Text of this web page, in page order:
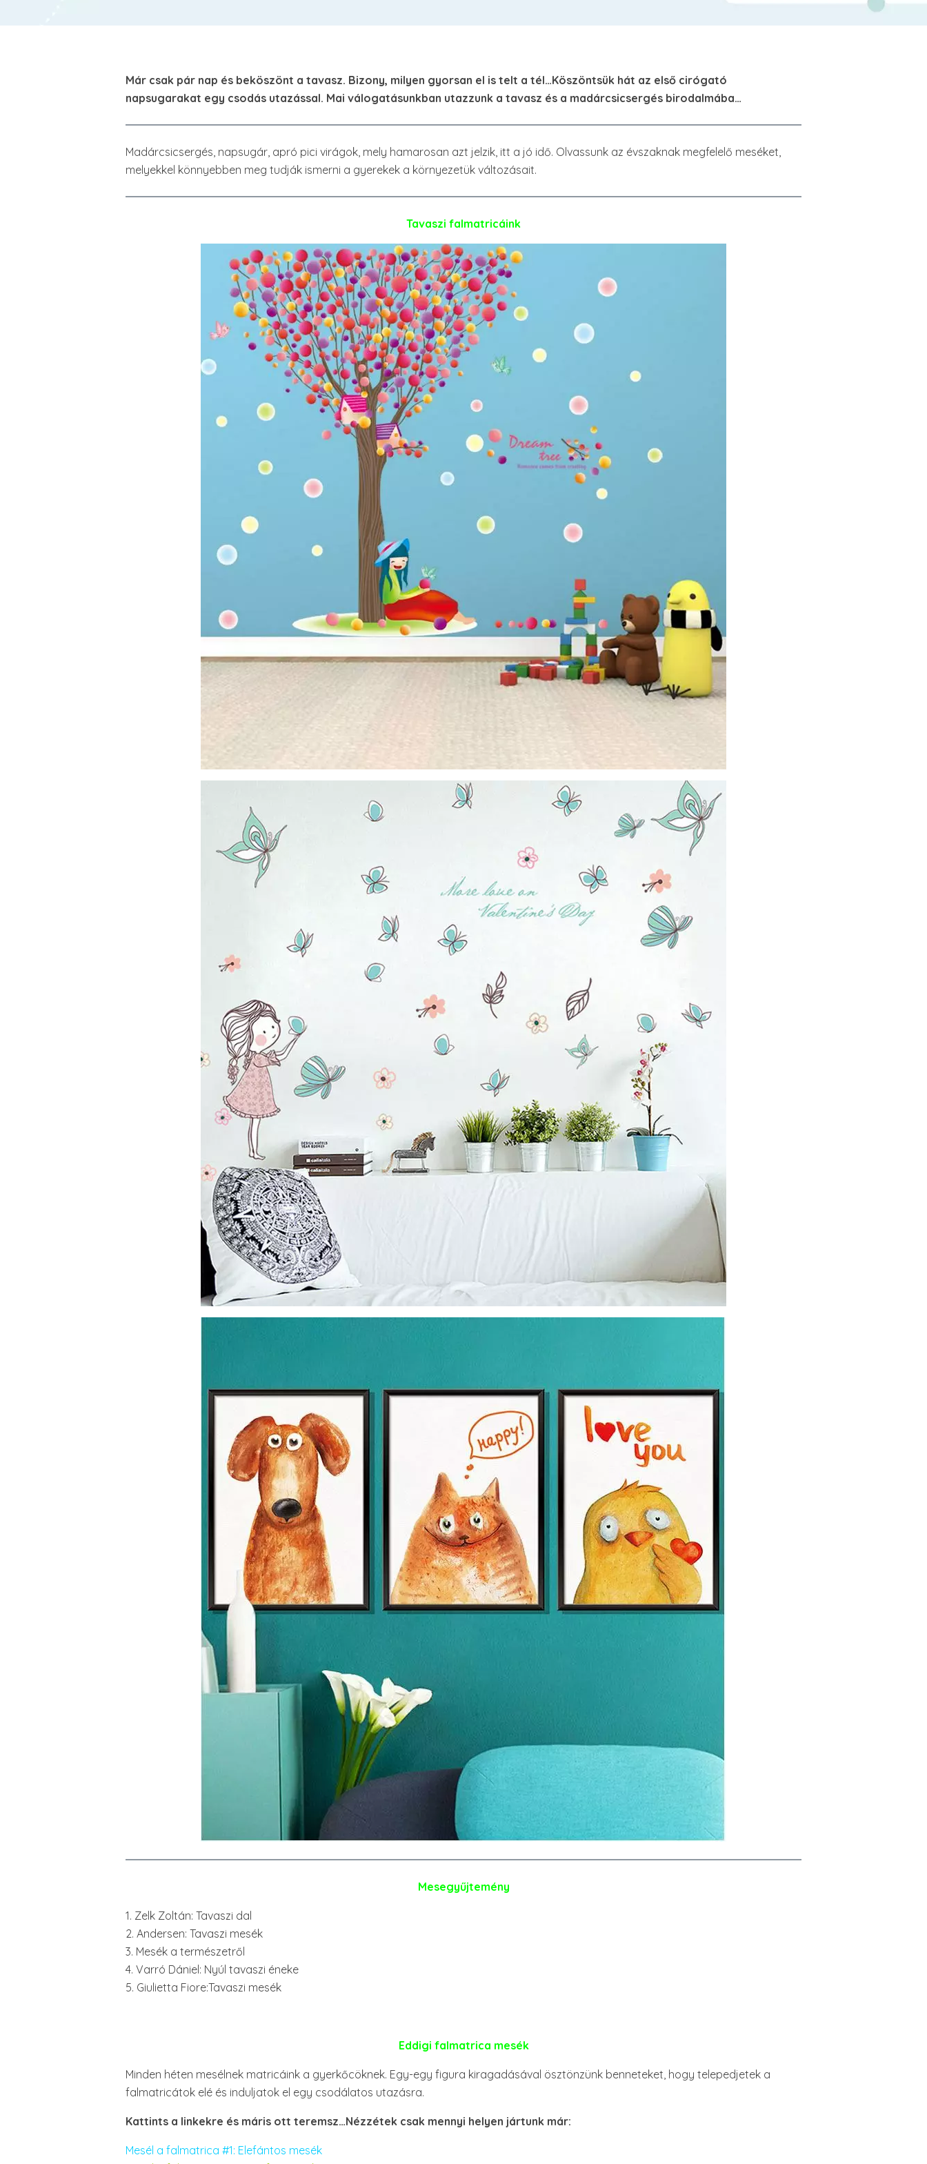
Már csak pár nap és beköszönt a tavasz. Bizony, milyen gyorsan el is telt a tél…Köszöntsük hát az első cirógató
napsugarakat egy csodás utazással. Mai válogatásunkban utazzunk a tavasz és a madárcsicsergés birodalmába…
Madárcsicsergés, napsugár, apró pici virágok, mely hamarosan azt jelzik, itt a jó idő. Olvassunk az évszaknak megfelelő meséket,
melyekkel könnyebben meg tudják ismerni a gyerekek a környezetük változásait.
Tavaszi falmatricáink
Mesegyűjtemény
1. Zelk Zoltán: Tavaszi dal
2. Andersen: Tavaszi mesék
3. Mesék a természetről
4. Varró Dániel: Nyúl tavaszi éneke
5. Giulietta Fiore:Tavaszi mesék
Eddigi falmatrica mesék
Minden héten mesélnek matricáink a gyerkőcöknek. Egy-egy figura kiragadásával ösztönzünk benneteket, hogy telepedjetek a
falmatricátok elé és induljatok el egy csodálatos utazásra.
Kattints a linkekre és máris ott teremsz…Nézzétek csak mennyi helyen jártunk már:
Mesél a falmatrica #1: Elefántos mesék